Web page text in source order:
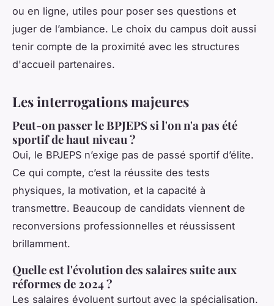
ou en ligne, utiles pour poser ses questions et
juger de l’ambiance. Le choix du campus doit aussi
tenir compte de la proximité avec les structures
d'accueil partenaires.
Les interrogations majeures
Peut-on passer le BPJEPS si l'on n'a pas été
sportif de haut niveau ?
Oui, le BPJEPS n’exige pas de passé sportif d’élite.
Ce qui compte, c’est la réussite des tests
physiques, la motivation, et la capacité à
transmettre. Beaucoup de candidats viennent de
reconversions professionnelles et réussissent
brillamment.
Quelle est l'évolution des salaires suite aux
réformes de 2024 ?
Les salaires évoluent surtout avec la spécialisation.